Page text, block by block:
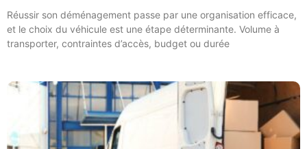
Réussir son déménagement passe par une organisation efficace,
et le choix du véhicule est une étape déterminante. Volume à
transporter, contraintes d’accès, budget ou durée